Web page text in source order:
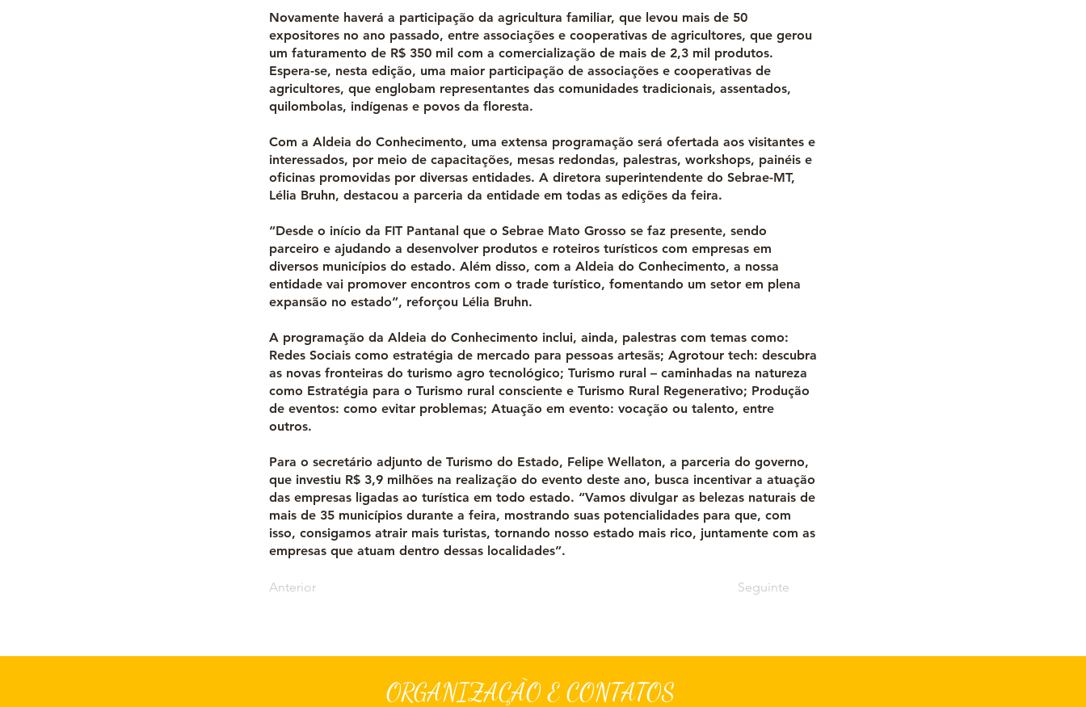
Novamente haverá a participação da agricultura familiar, que levou mais de 50
expositores no ano passado, entre associações e cooperativas de agricultores, que gerou
um faturamento de R$ 350 mil com a comercialização de mais de 2,3 mil produtos.
Espera-se, nesta edição, uma maior participação de associações e cooperativas de
agricultores, que englobam representantes das comunidades tradicionais, assentados,
quilombolas, indígenas e povos da floresta.
Com a Aldeia do Conhecimento, uma extensa programação será ofertada aos visitantes e
interessados, por meio de capacitações, mesas redondas, palestras, workshops, painéis e
oficinas promovidas por diversas entidades. A diretora superintendente do Sebrae-MT,
Lélia Bruhn, destacou a parceria da entidade em todas as edições da feira.
“Desde o início da FIT Pantanal que o Sebrae Mato Grosso se faz presente, sendo
parceiro e ajudando a desenvolver produtos e roteiros turísticos com empresas em
diversos municípios do estado. Além disso, com a Aldeia do Conhecimento, a nossa
entidade vai promover encontros com o trade turístico, fomentando um setor em plena
expansão no estado”, reforçou Lélia Bruhn.
A programação da Aldeia do Conhecimento inclui, ainda, palestras com temas como:
Redes Sociais como estratégia de mercado para pessoas artesãs; Agrotour tech: descubra
as novas fronteiras do turismo agro tecnológico; Turismo rural – caminhadas na natureza
como Estratégia para o Turismo rural consciente e Turismo Rural Regenerativo; Produção
de eventos: como evitar problemas; Atuação em evento: vocação ou talento, entre
outros.
Para o secretário adjunto de Turismo do Estado, Felipe Wellaton, a parceria do governo,
que investiu R$ 3,9 milhões na realização do evento deste ano, busca incentivar a atuação
das empresas ligadas ao turística em todo estado. “Vamos divulgar as belezas naturais de
mais de 35 municípios durante a feira, mostrando suas potencialidades para que, com
isso, consigamos atrair mais turistas, tornando nosso estado mais rico, juntamente com as
empresas que atuam dentro dessas localidades”.
Anterior Seguinte
ORGANIZAÇÃO E CONTATOS